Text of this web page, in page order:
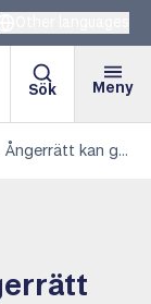
Sök Meny
ARN 2012-01334 – Ångerrätt kan gälla för abonnemang som säljs som företagsabonnemang